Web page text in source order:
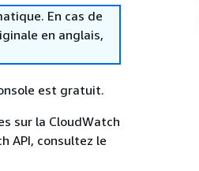
En cas de
en anglais,
est gratuit.
sur la CloudWatch
API, consultez le